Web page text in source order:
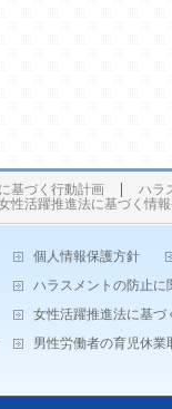
基づく行動計画 ハラ
性活躍推進法に基づく情
個人情報保護方針
ハラスメントの防止に
女性活躍推進法に基づ
男性労働者の育児休業